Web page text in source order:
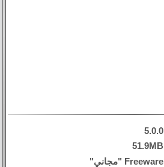
5.0.0
51.9MB
Freeware "مجاني"